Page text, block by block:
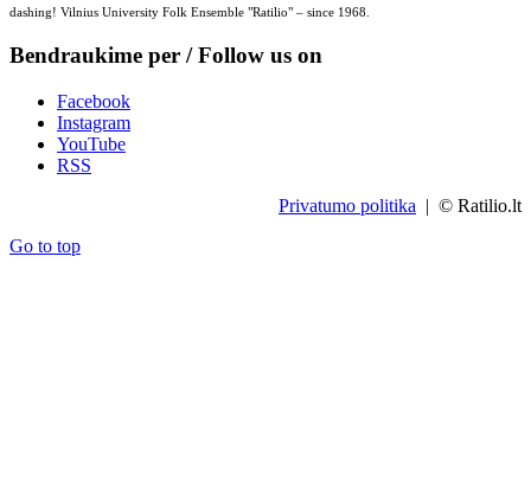
dashing! Vilnius University Folk Ensemble "Ratilio" – since 1968.
Bendraukime per / Follow us on
Facebook
Instagram
YouTube
RSS
Privatumo politika | © Ratilio.lt
Go to top